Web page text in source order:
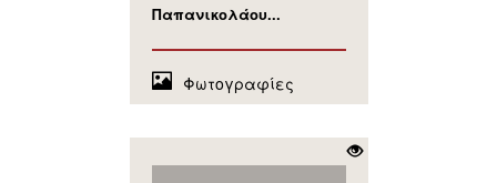
Παπανικολάου...
Φωτογραφίες